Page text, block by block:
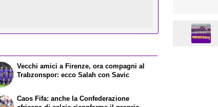
Vecchi amici a Firenze, ora compagni al
Trabzonspor: ecco Salah con Savic
Caos Fifa: anche la Confederazione